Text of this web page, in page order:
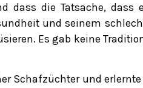
dass die Tatsache,
und seinem
Es gab keine
Schafzüchter und